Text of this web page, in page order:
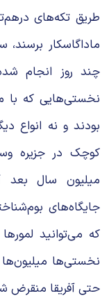
طریق تکه‌های
چند روز انجام
نخستی‌هایی که با
بودند و نه انواع
کوچک در جزیره
میلیون سال بعد
جایگاه‌های
که می‌توانید
نخستی‌ها
حتی آفریقا منقرض